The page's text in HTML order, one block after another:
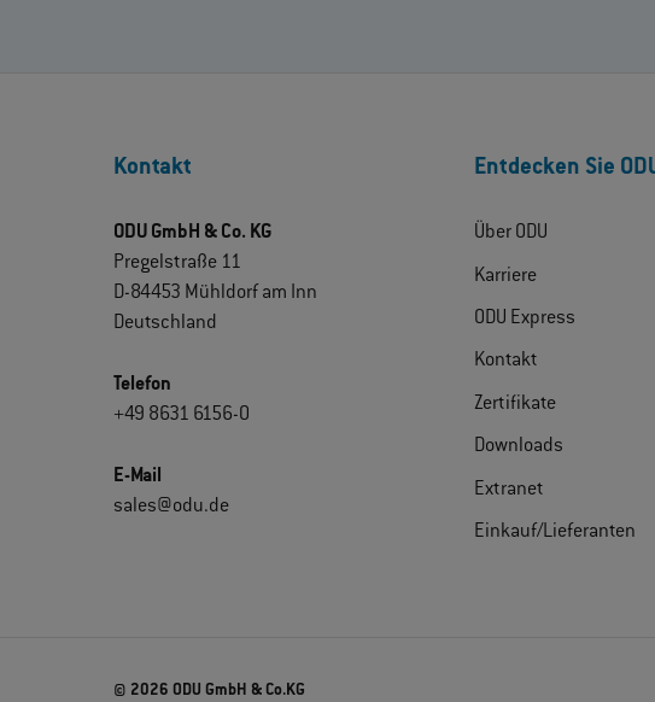
Kontakt
ODU GmbH & Co. KG
Pregelstraße 11
D-84453 Mühldorf am Inn
Deutschland
Telefon
+49 8631 6156-0
E-Mail
sales@odu.de
Entdecken Sie
Über ODU
Karriere
ODU Express
Kontakt
Zertifikate
Downloads
Extranet
Einkauf/Lieferanten
© 2026 ODU GmbH & Co.KG